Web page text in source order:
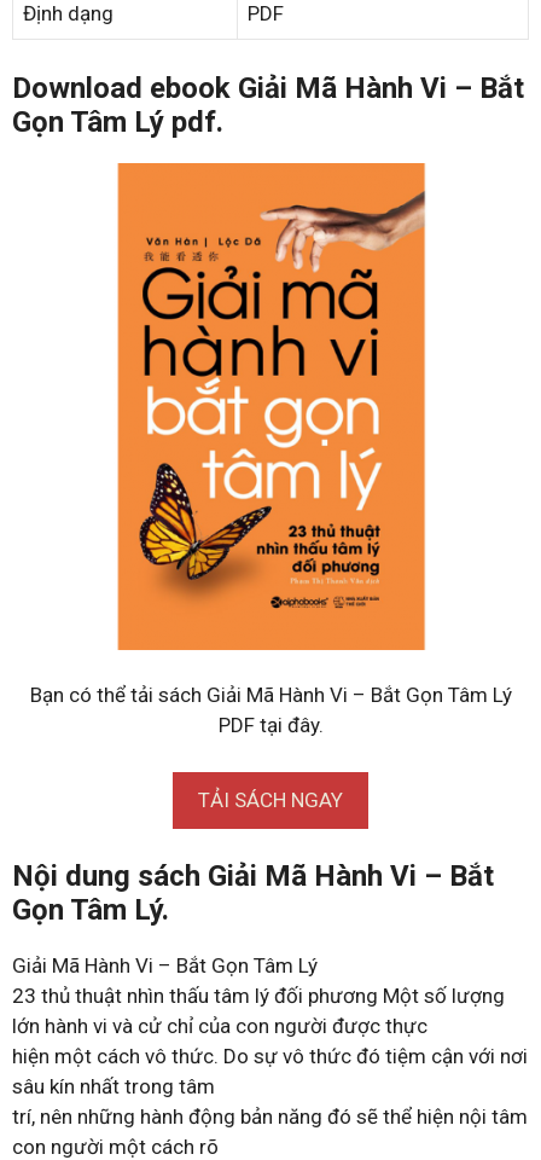
Định dạng PDF
Download ebook Giải Mã Hành Vi – Bắt
Gọn Tâm Lý pdf.
Bạn có thể tải sách Giải Mã Hành Vi – Bắt Gọn Tâm Lý
PDF tại đây.
TẢI SÁCH NGAY
Nội dung sách Giải Mã Hành Vi – Bắt
Gọn Tâm Lý.
Giải Mã Hành Vi – Bắt Gọn Tâm Lý
23 thủ thuật nhìn thấu tâm lý đối phương Một số lượng
lớn hành vi và cử chỉ của con người được thực
hiện một cách vô thức. Do sự vô thức đó tiệm cận với nơi
sâu kín nhất trong tâm
trí, nên những hành động bản năng đó sẽ thể hiện nội tâm
con người một cách rõ